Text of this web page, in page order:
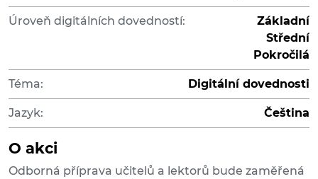
Úroveň digitálních dovedností:
Základní
Střední
Pokročilá
Téma: Digitální dovednosti
Jazyk: Čeština
O akci
Odborná příprava učitelů a lektorů bude zaměřená